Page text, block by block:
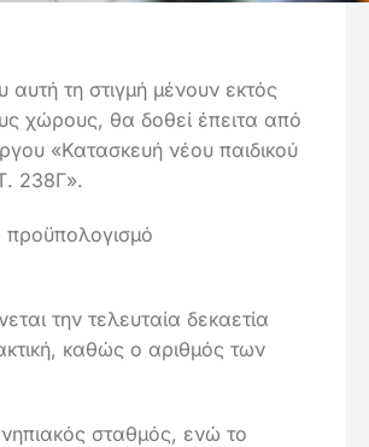
τη στιγμή μένουν εκτός
χώρους, θα δοθεί έπειτα από
«Κατασκευή νέου παιδικού
238Γ».
προϋπολογισμό
την τελευταία δεκαετία
καθώς ο αριθμός των
σταθμός, ενώ το